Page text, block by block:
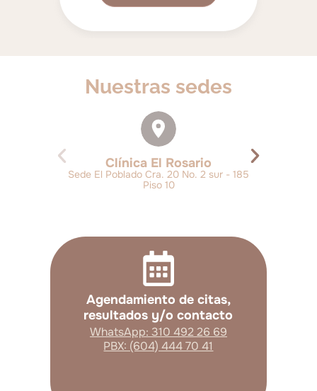
Nuestras sedes
Clínica El Rosario
Sede El Poblado Cra. 20 No. 2 sur - 185
Piso 10
Agendamiento de citas,
resultados y/o contacto
WhatsApp: 310 492 26 69
PBX: (604) 444 70 41